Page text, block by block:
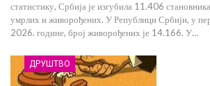
статистику, Србија је изгубила 11.406
умрлих и живорођених. У Републици Србији, у
2026. године, број живорођених је 14.166. У…
ДРУШТВО